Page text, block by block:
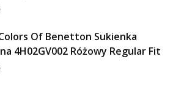
Of Benetton Sukienka
4H02GV002 Różowy Regular Fit